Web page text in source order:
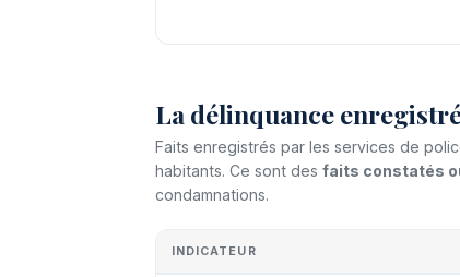
La délinquance
Faits enregistrés par les services de
habitants. Ce sont des faits constatés
condamnations.
INDICATEUR